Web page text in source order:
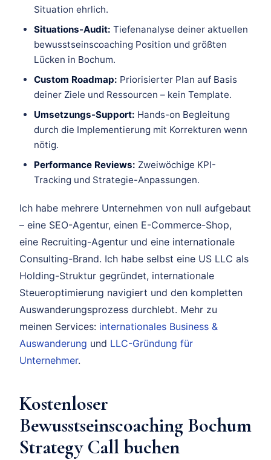
Situation ehrlich.
Situations-Audit: Tiefenanalyse deiner aktuellen
bewusstseinscoaching Position und größten
Lücken in Bochum.
Custom Roadmap: Priorisierter Plan auf Basis
deiner Ziele und Ressourcen – kein Template.
Umsetzungs-Support: Hands-on Begleitung
durch die Implementierung mit Korrekturen wenn
nötig.
Performance Reviews: Zweiwöchige KPI-
Tracking und Strategie-Anpassungen.
Ich habe mehrere Unternehmen von null aufgebaut
– eine SEO-Agentur, einen E-Commerce-Shop,
eine Recruiting-Agentur und eine internationale
Consulting-Brand. Ich habe selbst eine US LLC als
Holding-Struktur gegründet, internationale
Steueroptimierung navigiert und den kompletten
Auswanderungsprozess durchlebt. Mehr zu
meinen Services: internationales Business &
Auswanderung und LLC-Gründung für
Unternehmer.
Kostenloser
Bewusstseinscoaching Bochum
Strategy Call buchen